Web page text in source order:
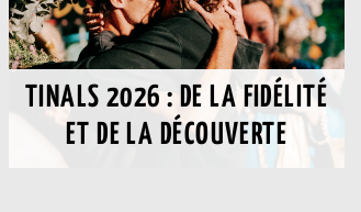
TINALS 2026 : DE LA FIDÉLITÉ
ET DE LA DÉCOUVERTE